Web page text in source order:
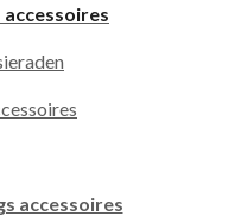
accessoires